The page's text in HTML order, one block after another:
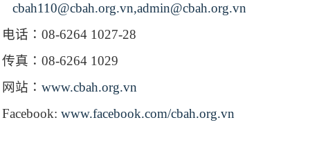
cbah110@cbah.org.vn,admin@cbah.org.vn
电话： 08-6264 1027-28
传真： 08-6264 1029
网站： www.cbah.org.vn
Facebook: www.facebook.com/cbah.org.vn